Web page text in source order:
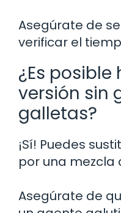
Asegúrate de
verificar el
¿Es
versión sin
galletas?
¡Sí! Puedes
por una mezcla
Asegúrate de